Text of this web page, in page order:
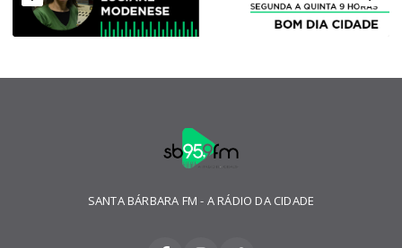
SANTA BÁRBARA FM - A RÁDIO DA CIDADE